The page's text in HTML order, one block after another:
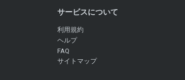
サービスについて
利用規約
ヘルプ
FAQ
サイトマップ